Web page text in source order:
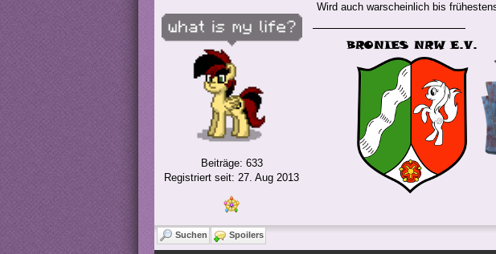
Beiträge: 633
Registriert seit: 27. Aug 2013
Wird auch warscheinlich bis
Suchen Spoilers